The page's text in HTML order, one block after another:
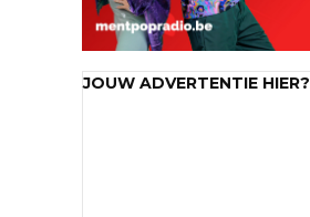
JOUW ADVERTENTIE HIER?